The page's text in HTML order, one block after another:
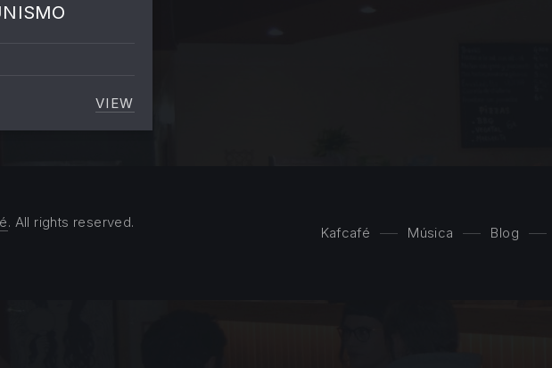
VIEWAPOLOGÍA DEL COMUNISMO
. All rights reserved.
Kafcafé Música Blog